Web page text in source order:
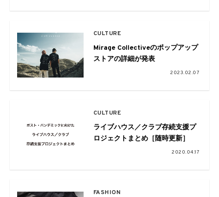
限定開催
CULTURE
Mirage Collectiveのポップアップ
ストアの詳細が発表
2023.02.07
CULTURE
ライブハウス／クラブ存続支援プ
ロジェクトまとめ［随時更新］
2020.04.17
FASHION